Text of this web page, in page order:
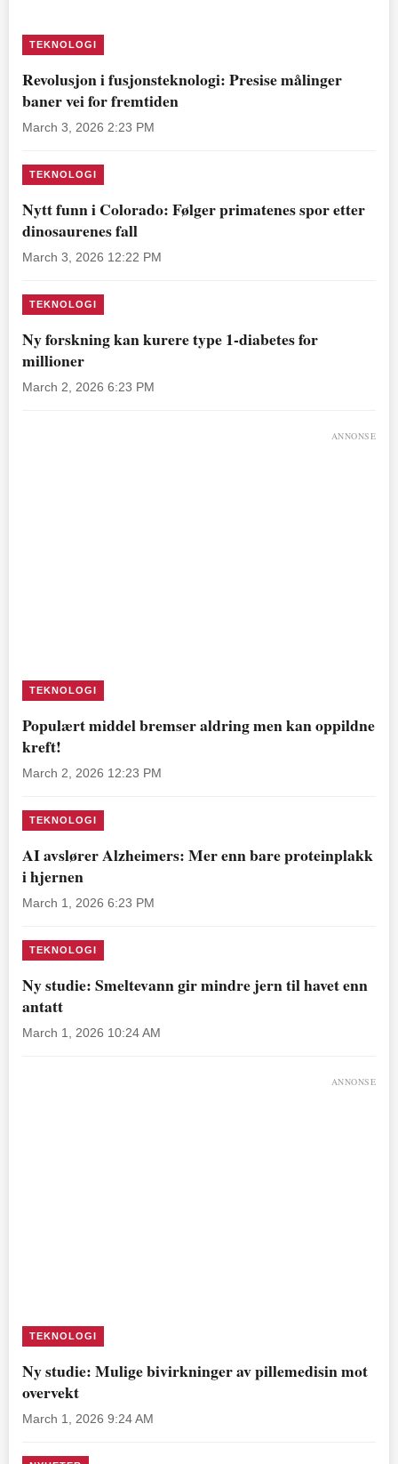
TEKNOLOGI
Revolusjon i fusjonsteknologi: Presise målinger
baner vei for fremtiden
March 3, 2026 2:23 PM
TEKNOLOGI
Nytt funn i Colorado: Følger primatenes spor etter
dinosaurenes fall
March 3, 2026 12:22 PM
TEKNOLOGI
Ny forskning kan kurere type 1-diabetes for
millioner
March 2, 2026 6:23 PM
ANNONSE
TEKNOLOGI
Populært middel bremser aldring men kan oppildne
kreft!
March 2, 2026 12:23 PM
TEKNOLOGI
AI avslører Alzheimers: Mer enn bare proteinplakk
i hjernen
March 1, 2026 6:23 PM
TEKNOLOGI
Ny studie: Smeltevann gir mindre jern til havet enn
antatt
March 1, 2026 10:24 AM
ANNONSE
TEKNOLOGI
Ny studie: Mulige bivirkninger av pillemedisin mot
overvekt
March 1, 2026 9:24 AM